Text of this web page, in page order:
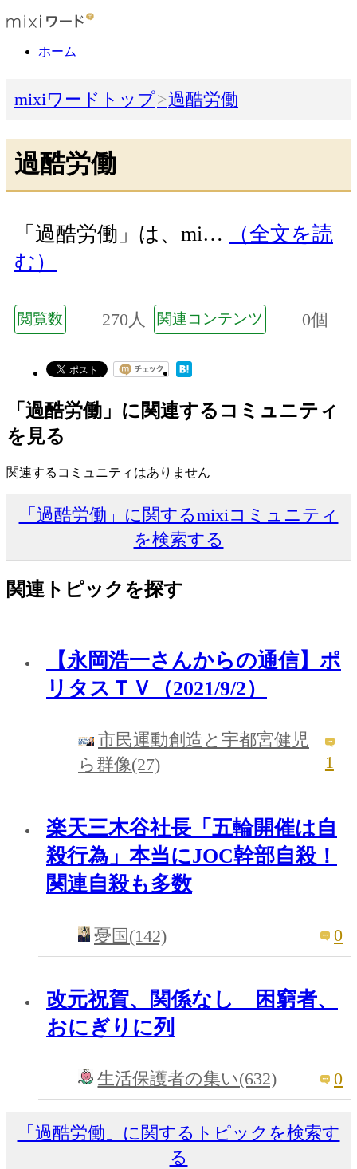
ホーム
mixiワードトップ 過酷労働
過酷労働
「過酷労働」は、mi…
（全文を読
む）
閲覧数 270人 関連コンテンツ 0個
「過酷労働」に関連するコミュニティ
を見る
関連するコミュニティはありません
「過酷労働」に関するmixiコミュニティ
を検索する
関連トピックを探す
【永岡浩一さんからの通信】ポ
リタスＴＶ（2021/9/2）
市民運動創造と宇都宮健児
ら群像(27)
1
楽天三木谷社長「五輪開催は自
殺行為」本当にJOC幹部自殺！
関連自殺も多数
憂国(142) 0
改元祝賀、関係なし 困窮者、
おにぎりに列
生活保護者の集い(632) 0
「過酷労働」に関するトピックを検索す
る